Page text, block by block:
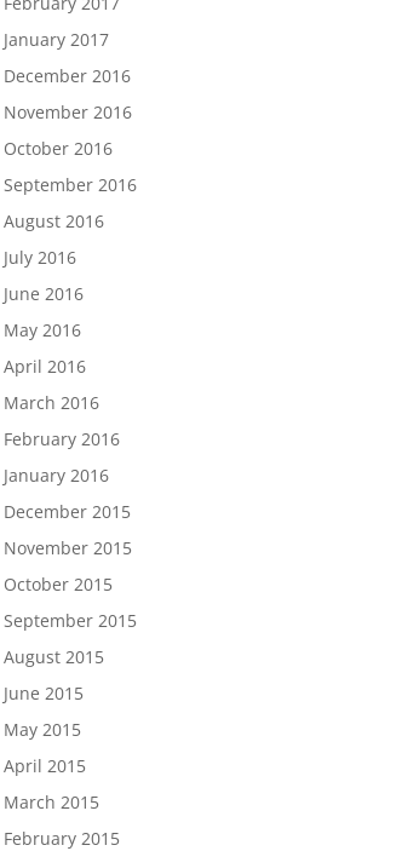
January 2017
December 2016
November 2016
October 2016
September 2016
August 2016
July 2016
June 2016
May 2016
April 2016
March 2016
February 2016
January 2016
December 2015
November 2015
October 2015
September 2015
August 2015
June 2015
May 2015
April 2015
March 2015
February 2015